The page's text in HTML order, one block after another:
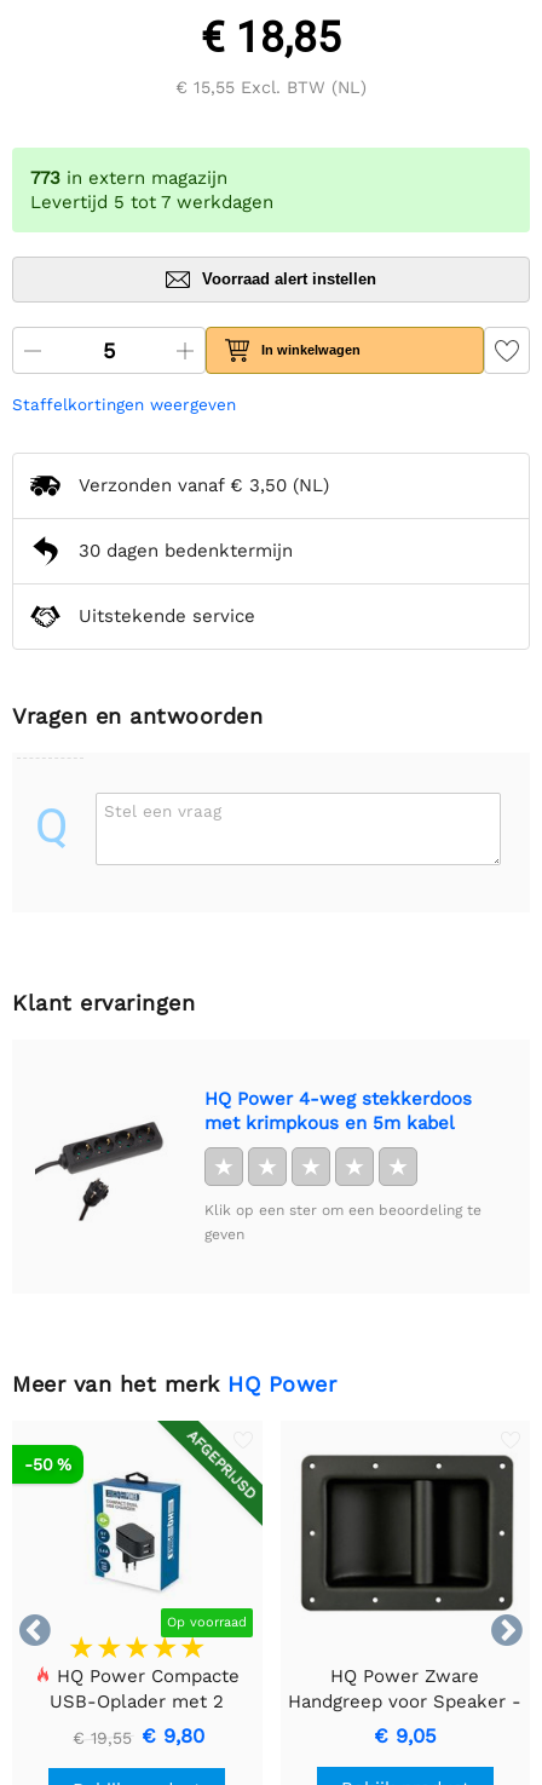
€ 18,85
€ 15,55 Excl. BTW (NL)
773 in extern magazijn
Levertijd 5 tot 7 werkdagen
Voorraad alert instellen
In winkelwagen
Staffelkortingen weergeven
Verzonden vanaf € 3,50 (NL)
30 dagen bedenktermijn
Uitstekende service
Vragen en antwoorden
Q Stel een vraag
Klant ervaringen
HQ Power 4-weg stekkerdoos
met krimpkous en 5m kabel
★ ★ ★ ★ ★
Klik op een ster om een beoordeling te
geven
Meer van het merk HQ Power


AFGEPRIJSD
Op voorraad
-50 %
HQ Power Compacte
USB-Oplader met 2
Poorten – 17 W Slim
Laden, Zwart
€ 19,55 € 9,80
HQ Power Zware
Handgreep voor Speaker -
Zwart Metaal
€ 9,05